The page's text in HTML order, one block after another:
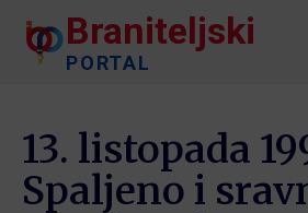
Braniteljski
PORTAL
13. listopada
Spaljeno i